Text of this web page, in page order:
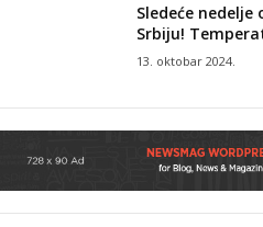
Sledeće
Srbiju!
13. oktobar 2024.